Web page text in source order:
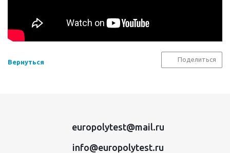
Вернуться Поделиться
europolytest@mail.ru
info@europolytest.ru